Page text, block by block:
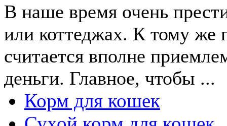
В наше время очень
или коттеджах. К тому же
считается вполне
деньги. Главное, чтобы ...
Корм для кошек